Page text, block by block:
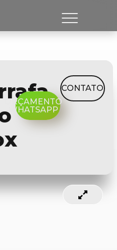
ORÇAMENTO
WHATSAPP
CONTATO